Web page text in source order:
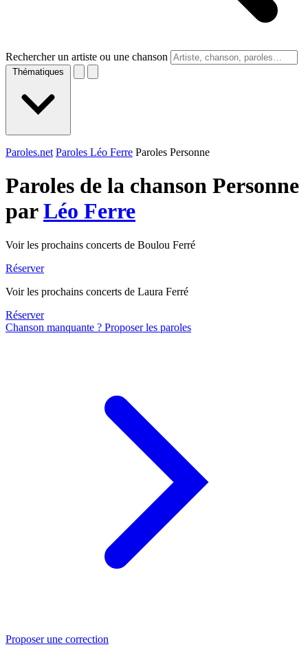
Rechercher un artiste ou une chanson
Thématiques
Paroles.net Paroles Léo Ferre Paroles Personne
Paroles de la chanson Personne
parLéo Ferre
Voir les prochains concerts de Boulou Ferré
Réserver
Voir les prochains concerts de Laura Ferré
Réserver
Chanson manquante ? Proposer les paroles
Proposer une correction